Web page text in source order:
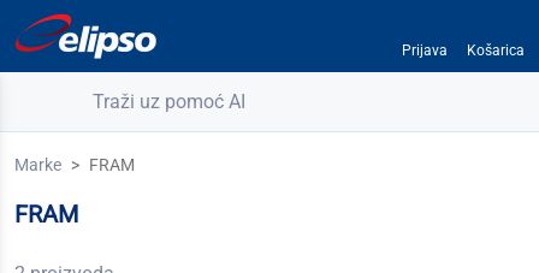
Prijava Košarica
Traži uz pomoć AI
Marke FRAM
FRAM